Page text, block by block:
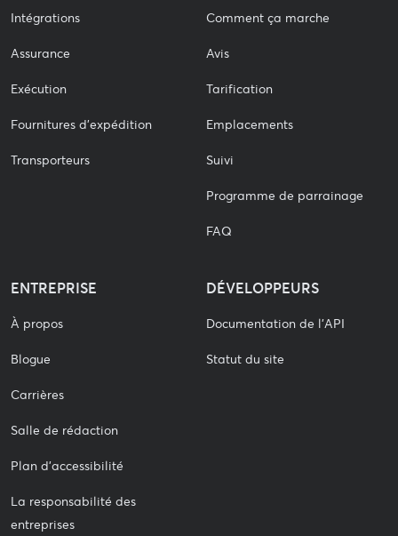
Intégrations
Assurance
Exécution
Fournitures d'expédition
Transporteurs
Comment ça marche
Avis
Tarification
Emplacements
Suivi
Programme de parrainage
FAQ
ENTREPRISE
À propos
Blogue
Carrières
Salle de rédaction
Plan d'accessibilité
La responsabilité des
entreprises
DÉVELOPPEURS
Documentation de l'API
Statut du site